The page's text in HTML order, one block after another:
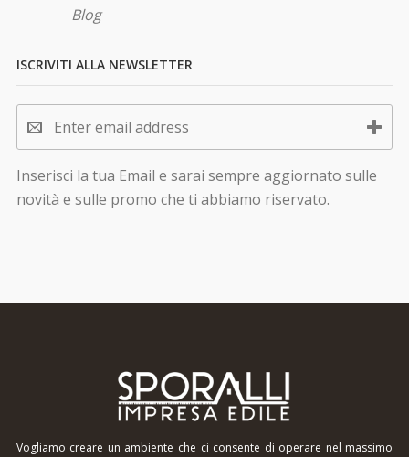
Blog
ISCRIVITI ALLA NEWSLETTER
Inserisci la tua Email e sarai sempre aggiornato sulle
novità e sulle promo che ti abbiamo riservato.
Vogliamo creare un ambiente che ci consente di operare nel massimo